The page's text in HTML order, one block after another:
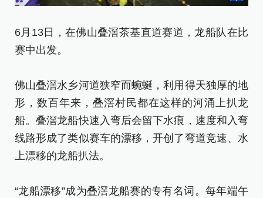
6月13日，在佛山叠滘茶基直道赛道，龙船队在比
赛中出发。
佛山叠滘水乡河道狭窄而蜿蜒，利用得天独厚的地
形，数百年来，叠滘村民都在这样的河涌上扒龙
船。叠滘龙船快速入弯后会留下水痕，速度和入弯
线路形成了类似赛车的漂移，开创了弯道竞速、水
上漂移的龙船扒法。
“龙船漂移”成为叠滘龙船赛的专有名词。每年端午